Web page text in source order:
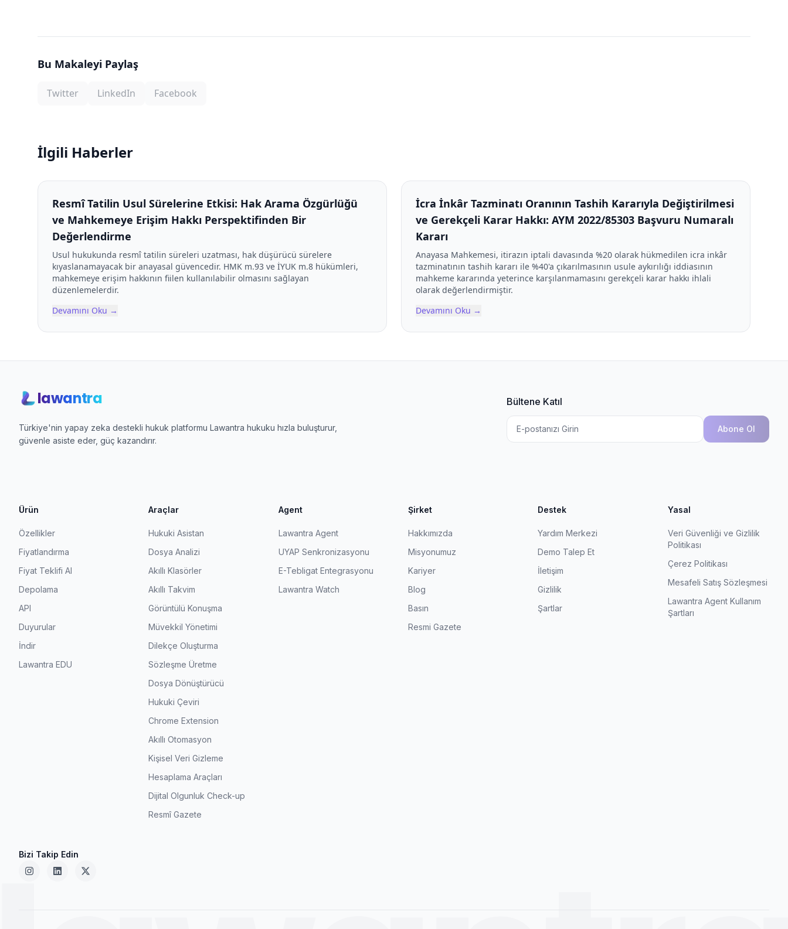
Bu Makaleyi Paylaş
Twitter LinkedIn Facebook
İlgili Haberler
Resmî Tatilin Usul Sürelerine Etkisi: Hak Arama Özgürlüğü
ve Mahkemeye Erişim Hakkı Perspektifinden Bir
Değerlendirme
Usul hukukunda resmî tatilin süreleri uzatması, hak düşürücü sürelere
kıyaslanamayacak bir anayasal güvencedir. HMK m.93 ve İYUK m.8 hükümleri,
mahkemeye erişim hakkının fiilen kullanılabilir olmasını sağlayan
düzenlemelerdir.
Devamını Oku →
İcra İnkâr Tazminatı Oranının Tashih Kararıyla Değiştirilmesi
ve Gerekçeli Karar Hakkı: AYM 2022/85303 Başvuru Numaralı
Kararı
Anayasa Mahkemesi, itirazın iptali davasında %20 olarak hükmedilen icra inkâr
tazminatının tashih kararı ile %40'a çıkarılmasının usule aykırılığı iddiasının
mahkeme kararında yeterince karşılanmamasını gerekçeli karar hakkı ihlali
olarak değerlendirmiştir.
Devamını Oku →
lawantra
Türkiye'nin yapay zeka destekli hukuk platformu Lawantra hukuku hızla buluşturur,
güvenle asiste eder, güç kazandırır.
Bültene Katıl
Abone Ol
Ürün
Özellikler
Fiyatlandırma
Fiyat Teklifi Al
Depolama
API
Duyurular
İndir
Lawantra EDU
Araçlar
Hukuki Asistan
Dosya Analizi
Akıllı Klasörler
Akıllı Takvim
Görüntülü Konuşma
Müvekkil Yönetimi
Dilekçe Oluşturma
Sözleşme Üretme
Dosya Dönüştürücü
Hukuki Çeviri
Chrome Extension
Akıllı Otomasyon
Kişisel Veri Gizleme
Hesaplama Araçları
Dijital Olgunluk Check-up
Resmî Gazete
Agent
Lawantra Agent
UYAP Senkronizasyonu
E-Tebligat Entegrasyonu
Lawantra Watch
Şirket
Hakkımızda
Misyonumuz
Kariyer
Blog
Basın
Resmi Gazete
Destek
Yardım Merkezi
Demo Talep Et
İletişim
Gizlilik
Şartlar
Yasal
Veri Güvenliği ve Gizlilik
Politikası
Çerez Politikası
Mesafeli Satış Sözleşmesi
Lawantra Agent Kullanım
Şartları
Bizi Takip Edin